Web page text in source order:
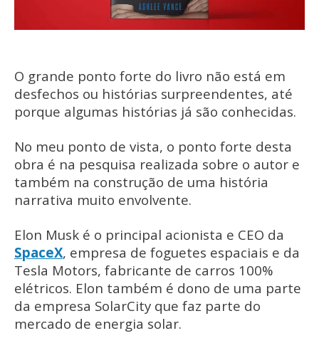
O grande ponto forte do livro não está em
desfechos ou histórias surpreendentes, até
porque algumas histórias já são conhecidas.
No meu ponto de vista, o ponto forte desta
obra é na pesquisa realizada sobre o autor e
também na construção de uma história
narrativa muito envolvente.
Elon Musk é o principal acionista e CEO da
SpaceX, empresa de foguetes espaciais e da
Tesla Motors, fabricante de carros 100%
elétricos. Elon também é dono de uma parte
da empresa SolarCity que faz parte do
mercado de energia solar.